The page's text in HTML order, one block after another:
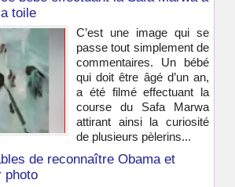
toile
C’est une image qui se
passe tout simplement de
commentaires. Un bébé
qui doit être âgé d’un an,
a été filmé effectuant la
course du Safa Marwa
attirant ainsi la curiosité
de plusieurs pèlerins...
de reconnaître Obama et
photo